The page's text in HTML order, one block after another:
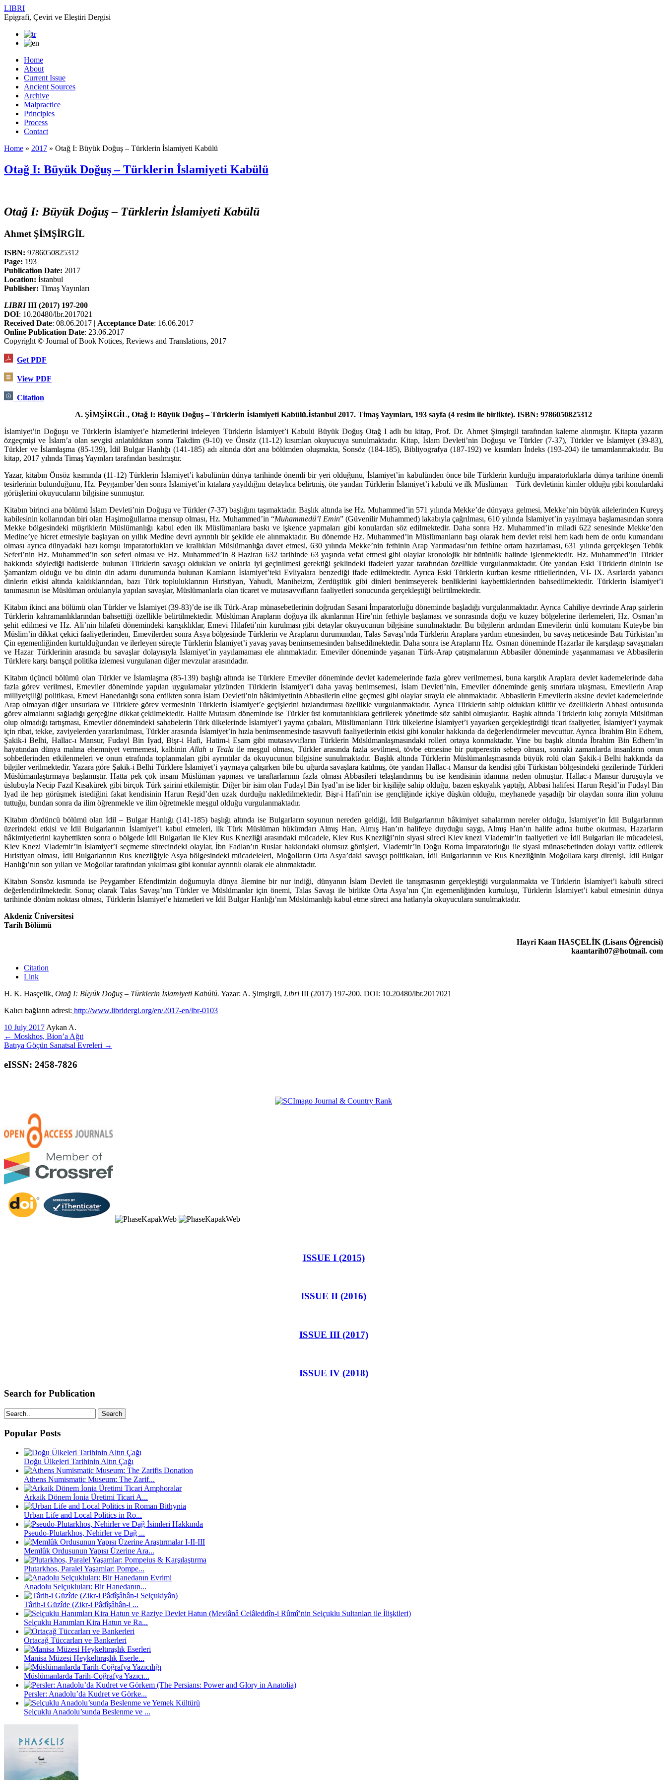
LIBRI
Epigrafi, Çeviri ve Eleştiri Dergisi
Home
About
Current Issue
Ancient Sources
Archive
Malpractice
Principles
Process
Contact
Home » 2017 » Otağ I: Büyük Doğuş – Türklerin İslamiyeti Kabülü
Otağ I: Büyük Doğuş – Türklerin İslamiyeti Kabülü
Otağ I: Büyük Doğuş – Türklerin İslamiyeti Kabülü
Ahmet ŞİMŞİRGİL
ISBN: 9786050825312
Page: 193
Publication Date: 2017
Location: İstanbul
Publisher: Timaş Yayınları
LIBRIIII (2017) 197-200
DOI: 10.20480/lbr.2017021
Received Date: 08.06.2017 | Acceptance Date: 16.06.2017
Online Publication Date: 23.06.2017
Copyright © Journal of Book Notices, Reviews and Translations, 2017
Get PDF
View PDF
Citation
A. ŞİMŞİRGİL, Otağ I: Büyük Doğuş – Türklerin İslamiyeti Kabülü.İstanbul 2017. Timaş Yayınları, 193 sayfa (4 resim ile birlikte). ISBN: 9786050825312
İslamiyet’in Doğuşu ve Türklerin İslamiyet’e hizmetlerini irdeleyen Türklerin İslamiyet’i Kabulü Büyük Doğuş Otağ I adlı bu kitap, Prof. Dr. Ahmet Şimşirgil ta­rafından kaleme alınmıştır. Kitapta yazarın
özgeçmişi ve İslam’a olan sevgisi an­latıldıktan sonra Takdim (9-10) ve Önsöz (11-12) kısımları okuyucuya su­nul­maktadır. Kitap, İslam Devleti’nin Doğuşu ve Türkler (7-37), Türkler ve İs­la­miyet (39-83),
Türkler ve İslamlaşma (85-139), İdil Bulgar Hanlığı (141-185) adı altında dört ana bölümden oluşmakta, Sonsöz (184-185), Bibliyografya (187-192) ve kısımları İndeks (193-204) ile tamamlanmaktadır. Bu
kitap, 2017 yı­lında Timaş Yayınları tarafından basılmıştır.
Yazar, kitabın Önsöz kısmında (11-12) Türklerin İslamiyet’i kabulünün dünya tarihinde önemli bir yeri olduğunu, İslamiyet’in kabulünden önce bile Türkle­rin kurduğu imparatorluklarla dünya tarihine önemli
tesirlerinin bulun­du­ğu­nu, Hz. Peygamber’den sonra İslamiyet’in kıtalara yayıldığını detaylıca belirt­miş, öte yandan Türklerin İslamiyet’i kabulü ve ilk Müslüman – Türk dev­letinin kimler olduğu gibi konulardaki
görüşlerini okuyucuların bilgisine sun­muştur.
Kitabın birinci ana bölümü İslam Devleti’nin Doğuşu ve Türkler (7-37) baş­lığı­nı taşımaktadır. Başlık altında ise Hz. Muhammed’in 571 yılında Mekke’de dün­yaya gelmesi, Mekke’nin büyük ailelerinden Kureyş
kabilesinin kolların­dan biri olan Haşimoğullarına mensup olması, Hz. Muhammed’in “Muham­me­dü’l Emin” (Güvenilir Muhammed) lakabıyla çağrılması, 610 yılında İslami­yet’in yayılmaya başlamasından sonra
Mekke bölgesindeki müşriklerin Müs­lü­manlığı kabul eden ilk Müslümanlara baskı ve işkence yapmaları gibi konu­lardan söz edilmektedir. Daha sonra Hz. Muhammed’in miladi 622 senesinde Mekke’den
Medine’ye hicret etmesiyle başlayan on yıllık Medine devri ayrın­tılı bir şekilde ele alınmaktadır. Bu dönemde Hz. Muhammed’in Müslümanla­rın başı olarak hem devlet reisi hem kadı hem de ordu kumandanı
olması ayrıca dünyadaki bazı komşu imparatorlukları ve krallıkları Müslümanlığa da­vet etmesi, 630 yılında Mekke’nin fethinin Arap Yarımadası’nın fethine or­tam hazırlaması, 631 yılında gerçekleşen Tebük
Seferi’nin Hz. Muhammed’in son seferi olması ve Hz. Muhammed’in 8 Haziran 632 tarihinde 63 yaşında vefat etmesi gibi olaylar kronolojik bir bütünlük halinde işlenmektedir. Hz. Muhammed’in Türkler
hakkında söylediği hadislerde bulunan Türklerin sa­vaş­çı oldukları ve onlarla iyi geçinilmesi gerektiği şeklindeki ifadeleri yazar ta­ra­fından özellikle vurgulanmaktadır. Öte yandan Eski Türklerin dininin ise
Şamanizm olduğu ve bu dinin din adamı durumunda bulunan Kamların İsla­miyet’teki Evliyalara benzediği ifade edilmektedir. Ayrıca Eski Türklerin kur­ban kesme ritüellerinden, VI- IX. Asırlarda yabancı
dinlerin etkisi altında kal­dık­la­rından, bazı Türk topluluklarının Hıristiyan, Yahudi, Maniheizm, Zerdüşt­lük gibi dinleri benimseyerek benliklerini kaybettiklerinden bahsedilmekte­dir. Türklerin İslamiyet’i
tanımasının ise Müslüman ordularıyla yapılan savaş­lar, Müslümanlarla olan ticaret ve mutasavvıfların faaliyetleri sonucunda ger­çekleştiği belirtilmektedir.
Kitabın ikinci ana bölümü olan Türkler ve İslamiyet (39-83)’de ise ilk Türk-Arap münasebetlerinin doğrudan Sasani İmparatorluğu döneminde başladığı vurgulanmaktadır. Ayrıca Cahiliye devrinde Arap şairlerin
Türklerin kahra­man­lık­la­rından bahsettiği özellikle belirtilmektedir. Müslüman Arapların do­ğu­ya ilk akınlarının Hire’nin fethiyle başlaması ve sonrasında doğu ve kuzey böl­gelerine ilerlemeleri, Hz. Osman’ın
şehit edilmesi ve Hz. Ali’nin hilafeti dö­ne­mindeki karışıklıklar, Emevi Hilafeti’nin kurulması gibi detaylar okuyucu­nun bilgisine sunulmaktadır. Bu bilgilerin ardından Emevilerin ünlü komutanı Kuteybe bin
Müslim’in dikkat çekici faaliyetlerinden, Emevilerden sonra Asya bölgesinde Türklerin ve Arapların durumundan, Talas Savaşı’nda Türklerin Arap­lara yardım etmesinden, bu savaş neticesinde Batı Türkistan’ın
Çin ege­men­liğinden kurtulduğundan ve ilerleyen süreçte Türklerin İslamiyet’i yavaş yavaş benimsemesinden bahsedilmektedir. Daha sonra ise Arapların Hz. Osman döneminde Hazarlar ile karşılaşıp savaşmaları
ve Hazar Türklerinin arasında bu savaşlar dolayısıyla İslamiyet’in yayılamaması ele alınmaktadır. Emeviler döneminde yaşanan Türk-Arap çatışmalarının Abbasiler dönemin­de yaşanmaması ve Abbasilerin
Türklere karşı barışçıl politika izlemesi vurgu­lanan diğer mevzular arasındadır.
Kitabın üçüncü bölümü olan Türkler ve İslamlaşma (85-139) başlığı altında ise Türklere Emeviler döneminde devlet kademelerinde fazla görev verilme­me­si, buna karşılık Araplara devlet kademelerinde daha
fazla görev verilme­si, Emeviler döneminde yapılan uygulamalar yüzünden Türklerin İslamiyet’i daha yavaş benimsemesi, İslam Devleti’nin, Emeviler döneminde geniş sınır­la­ra ulaşması, Emevilerin Arap
milliyetçiliği politikası, Emevi Hanedanlığı sona erdikten sonra İslam Devleti’nin hâkimiyetinin Abbasilerin eline geçmesi gibi olaylar sırayla ele alınmaktadır. Abbasilerin Emevilerin aksine devlet kade­me­lerinde
Arap olmayan diğer unsurlara ve Türklere görev vermesinin Türk­lerin İslamiyet’e geçişlerini hızlandırması özellikle vurgulanmaktadır. Ayrıca Türk­lerin sahip oldukları kültür ve özelliklerin Abbasi ordusunda
görev alma­larını sağladığı gerçeğine dikkat çekilmektedir. Halife Mutasım döneminde ise Türkler üst komutanlıklara getirilerek yönetimde söz sahibi olmuşlardır. Başlık altında Türklerin kılıç zoruyla Müslüman
olup olmadığı tartışması, Emeviler dönemindeki sahabelerin Türk ülkelerinde İslamiyet’i yayma çaba­ları, Müslümanların Türk ülkelerine İslamiyet’i yayarken gerçekleştirdiği ticari faaliyetler, İslamiyet’i yaymak
için ribat, tekke, zaviyelerden yararlanılması, Türk­ler arasında İslamiyet’in hızla benimsenmesinde tasavvufi faaliyetlerinin etkisi gibi konular hakkında da değerlendirmeler mevcuttur. Ayrıca İbrahim Bin Edhem,
Şakik-i Belhi, Hallac-ı Mansur, Fudayl Bin Iyad, Bişr-i Hafi, Hatim-i Esam gibi mutasavvıfların Türklerin Müslümanlaşmasındaki rolleri ortaya kon­maktadır. Yine bu başlık altında İbrahim Bin Edhem’in
hayatından dünya ma­lına ehemniyet vermemesi, kalbinin Allah u Tealaile meşgul olması, Türkler arasında fazla sevilmesi, tövbe etmesine bir putperestin sebep ol­ması, sonraki zamanlarda insanların onun
sohbetlerinden etkilenmeleri ve onun etrafında toplanmaları gibi ayrıntılar da okuyucunun bilgisine sunul­mak­tadır. Başlık altında Türklerin Müslümanlaşmasında büyük rolü olan Şa­kik-i Belhi hakkında da
bilgiler verilmektedir. Yazara göre Şakik-i Belhi Türk­lere İslamiyet’i yaymaya çalışırken bile bu uğurda savaşlara katılmış, öte yan­dan Hallac-ı Mansur da kendisi gibi Türkistan bölgesindeki gezilerinde Türk­leri
Müslümanlaştırmaya başlamıştır. Hatta pek çok insanı Müslüman yap­ması ve taraftarlarının fazla olması Abbasileri telaşlandırmış bu ise kendisinin idamına neden olmuştur. Hallac-ı Mansur duruşuyla ve
üslubuyla Necip Fazıl Kısakürek gibi birçok Türk şairini etkilemiştir. Diğer bir isim olan Fudayl Bin Iyad’ın ise lider bir kişiliğe sahip olduğu, bazen eşkıyalık yaptığı, Abbasi hali­fesi Harun Reşid’in Fudayl Bin
Iyad ile hep görüşmek istediğini fakat kendisi­nin Harun Reşid’den uzak durduğu nakledilmektedir. Bişr-i Hafi’nin ise gençli­ğinde içkiye düşkün olduğu, meyhanede yaşadığı bir olaydan sonra ilim yolu­nu
tuttuğu, bundan sonra da ilim öğrenmekle ve ilim öğretmekle meşgul ol­du­ğu vurgulanmaktadır.
Kitabın dördüncü bölümü olan İdil – Bulgar Hanlığı (141-185) başlığı altın­da ise Bulgarların soyunun nereden geldiği, İdil Bulgarlarının hâkimiyet saha­la­rının nereler olduğu, İslamiyet’in İdil Bulgarlarının
üzerindeki etkisi ve İdil Bul­garlarının İslamiyet’i kabul etmeleri, ilk Türk Müslüman hükümdarı Almış Han, Almış Han’ın halifeye duyduğu saygı, Almış Han’ın halife adına hutbe okut­ması, Hazarların
hâkimiyetlerini kaybettikten sonra o bölgede İdil Bul­garları ile Kiev Rus Knezliği arasındaki mücadele, Kiev Rus Knezliği’nin siyasi süreci Kiev knezi Vlademir’in faaliyetleri ve İdil Bulgarları ile mücadelesi,
Kiev Knezi Vlademir’in İslamiyet’i seçmeme sürecindeki olaylar, İbn Fadlan’ın Rus­lar hakkındaki olumsuz görüşleri, Vlademir’in Doğu Roma İmparatorluğu ile siyasi münasebetinden dolayı vaftiz edilerek
Hıristiyan olması, İdil Bulgarları­nın Rus knezliğiyle Asya bölgesindeki mücadeleleri, Moğolların Orta Asya’daki savaşçı politikaları, İdil Bulgarlarının ve Rus Knezliğinin Moğollara karşı dire­nişi, İdil Bulgar
Hanlığı’nın son yılları ve Moğollar tarafından yıkılması gibi ko­nular ayrıntılı olarak ele alınmaktadır.
Kitabın Sonsöz kısmında ise Peygamber Efendimizin doğumuyla dünya âle­mine bir nur indiği, dünyanın İslam Devleti ile tanışmasının gerçekleştiği vur­gulanmakta ve Türklerin İslamiyet’i kabulü süreci
değerlendirilmektedir. Sonuç olarak Talas Savaşı’nın Türkler ve Müslümanlar için önemi, Talas Sava­şı ile birlikte Orta Asya’nın Çin egemenliğinden kurtuluşu, Türklerin İslami­yet’i kabul etmesinin dünya
tarihinde dönüm noktası olması, Türklerin İsla­miyet’e hizmetleri ve İdil Bulgar Hanlığı’nın Müslümanlığı kabul etme süreci ana hatlarıyla okuyuculara sunulmaktadır.
Akdeniz Üniversitesi
Tarih Bölümü
Hayri Kaan HASÇELİK (Lisans Öğrencisi)
kaantarih07@hotmail. com
Citation
Link
H. K. Hasçelik, Otağ I: Büyük Doğuş – Türklerin İslamiyeti Kabülü. Yazar: A. Şimşirgil, Libri III (2017) 197-200. DOI: 10.20480/lbr.2017021
Kalıcı bağlantı adresi: http://www.libridergi.org/en/2017-en/lbr-0103
10 July 2017 Aykan A.
← Moskhos, Bion’a Ağıt
Batıya Göçün Sanatsal Evreleri →
eISSN: 2458-7826
ISSUE I (2015)
ISSUE II (2016)
ISSUE III (2017)
ISSUE IV (2018)
Search for Publication
Search
Popular Posts
Doğu Ülkeleri Tarihinin Altın Çağı
Athens Numismatic Museum: The Zarif...
Arkaik Dönem İonia Üretimi Ticari A...
Urban Life and Local Politics in Ro...
Pseudo-Plutarkhos, Nehirler ve Dağ ...
Memlûk Ordusunun Yapısı Üzerine Ara...
Plutarkhos, Paralel Yaşamlar: Pompe...
Anadolu Selçukluları: Bir Hanedanın...
Târih-i Güzîde (Zikr-i Pâdîşâhân-i ...
Selçuklu Hanımları Kira Hatun ve Ra...
Ortaçağ Tüccarları ve Bankerleri
Manisa Müzesi Heykeltıraşlık Eserle...
Müslümanlarda Tarih-Coğrafya Yazıcı...
Persler: Anadolu’da Kudret ve Görke...
Selçuklu Anadolu’sunda Beslenme ve ...